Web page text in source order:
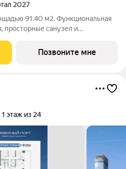
2027
91.40 м2. Функциональная
просторные санузел и
с учетом скидки 15%,
рублей!
Позвоните мне
1 этаж из 24